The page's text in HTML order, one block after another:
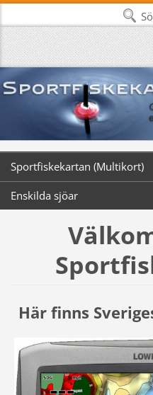
Sportfiskekartan (Multikort)
Enskilda sjöar
Här finns